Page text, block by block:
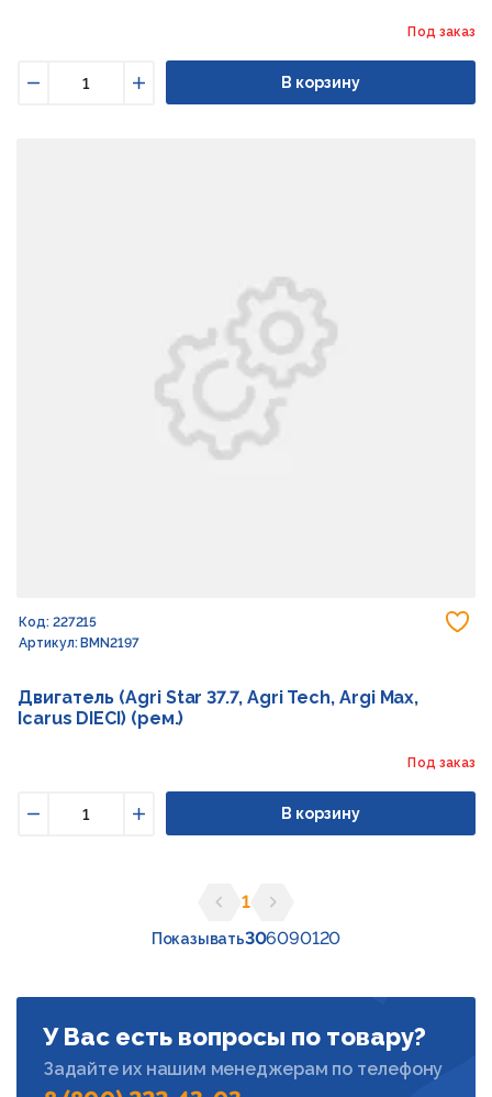
Под заказ
Увеличить
В корзину
Код: 227215
Артикул: BMN2197
Двигатель (Agri Star 37.7, Agri Tech, Argi Max,
Icarus DIECI) (рем.)
Под заказ
Увеличить
В корзину
Предыдущая страница
1
Следующая страница
Показывать306090120
У Вас есть вопросы по товару?
Задайте их нашим менеджерам по телефону